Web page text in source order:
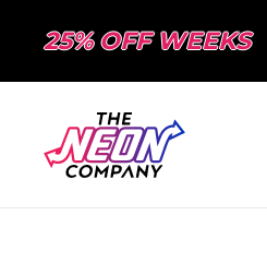
25% OFF WEEKS